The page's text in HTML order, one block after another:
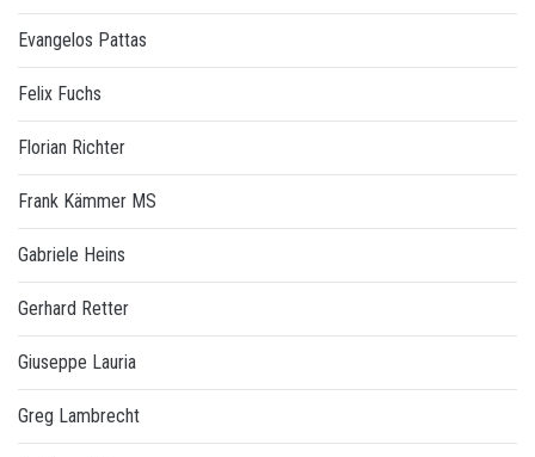
Evangelos Pattas
Felix Fuchs
Florian Richter
Frank Kämmer MS
Gabriele Heins
Gerhard Retter
Giuseppe Lauria
Greg Lambrecht